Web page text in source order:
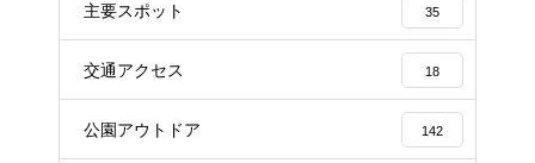
主要スポット 35
交通アクセス 18
公園アウトドア 142